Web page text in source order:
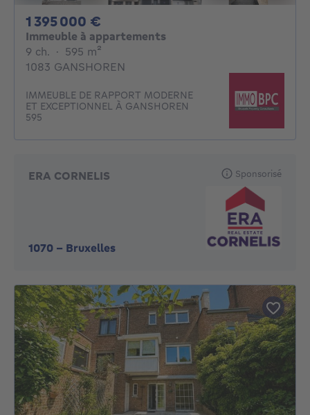
1 395 000 €
Immeuble à appartements
9 ch. 9 chambres
· 595 m²
1083 GANSHOREN
IMMEUBLE DE RAPPORT MODERNE
ET EXCEPTIONNEL À GANSHOREN
595
ERA CORNELIS
1070 - Bruxelles
Sponsorisé